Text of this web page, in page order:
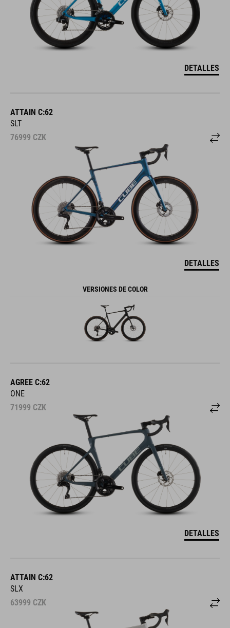
DETALLES
ATTAIN C:62
SLT
76999 CZK
DETALLES
VERSIONES DE COLOR
AGREE C:62
ONE
71999 CZK
DETALLES
ATTAIN C:62
SLX
63999 CZK